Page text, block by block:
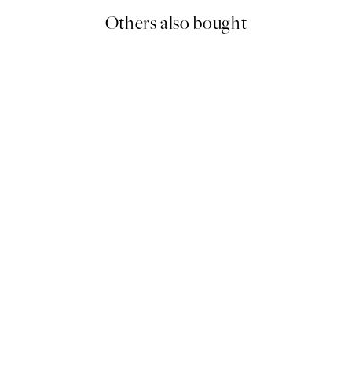
Others also bought